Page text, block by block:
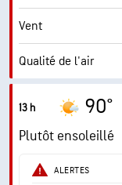
Vent
Qualité de l'air
Indice UV maximal
Rafales
Humidité
13 h 90°
Plutôt ensoleillé
ALERTES